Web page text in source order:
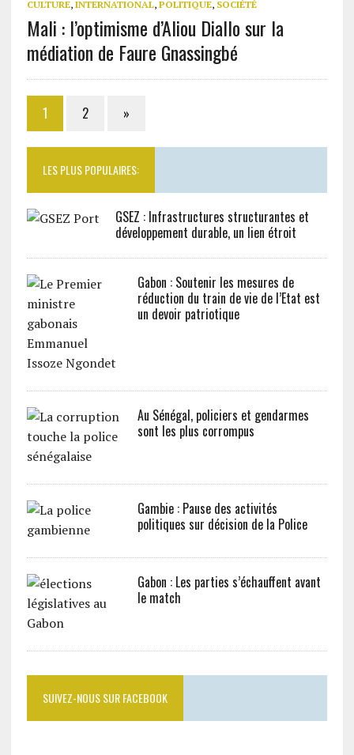
CULTURE, INTERNATIONAL, POLITIQUE, SOCIÉTÉ
Mali : l’optimisme d’Aliou Diallo sur la
médiation de Faure Gnassingbé
1 2 »
LES PLUS POPULAIRES:
GSEZ : Infrastructures structurantes et
développement durable, un lien étroit
Gabon : Soutenir les mesures de
réduction du train de vie de l’Etat est
un devoir patriotique
Au Sénégal, policiers et gendarmes
sont les plus corrompus
Gambie : Pause des activités
politiques sur décision de la Police
Gabon : Les parties s’échauffent avant
le match
SUIVEZ-NOUS SUR FACEBOOK